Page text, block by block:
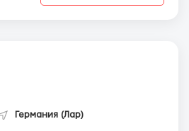
Германия (Лар)